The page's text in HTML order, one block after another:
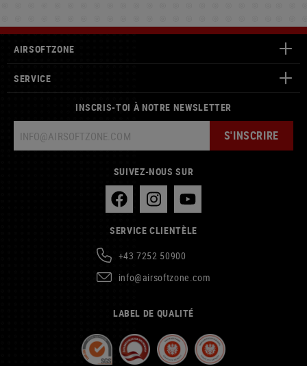
AIRSOFTZONE
SERVICE
INSCRIS-TOI À NOTRE NEWSLETTER
S'INSCRIRE
SUIVEZ-NOUS SUR
SERVICE CLIENTÈLE
+43 7252 50900
info@airsoftzone.com
LABEL DE QUALITÉ